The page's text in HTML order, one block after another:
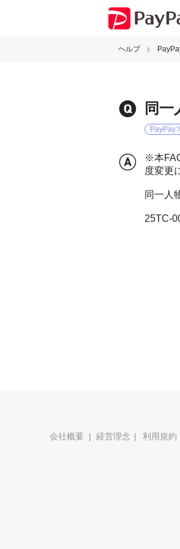
ヘルプ
同
PayPay
※本
度変更
同一人
25TC-
会社概要 経営理念 利用規約